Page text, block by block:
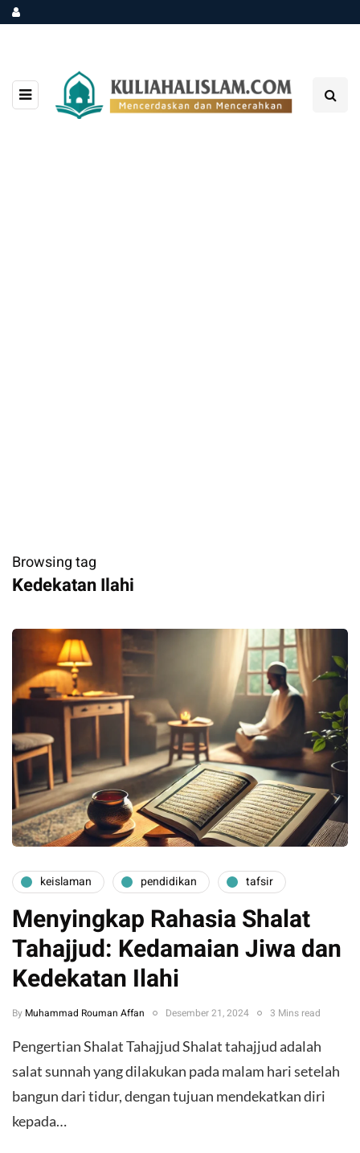
Browsing tag
Kedekatan Ilahi
keislaman pendidikan tafsir
Menyingkap Rahasia Shalat
Tahajjud: Kedamaian Jiwa dan
Kedekatan Ilahi
By Muhammad Rouman Affan Desember 21, 2024 3 Mins read
Pengertian Shalat Tahajjud Shalat tahajjud adalah
salat sunnah yang dilakukan pada malam hari setelah
bangun dari tidur, dengan tujuan mendekatkan diri
kepada…